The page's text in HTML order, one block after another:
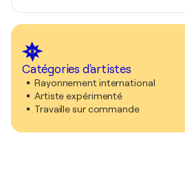
Catégories d'artistes
Rayonnement international
Artiste expérimenté
Travaille sur commande